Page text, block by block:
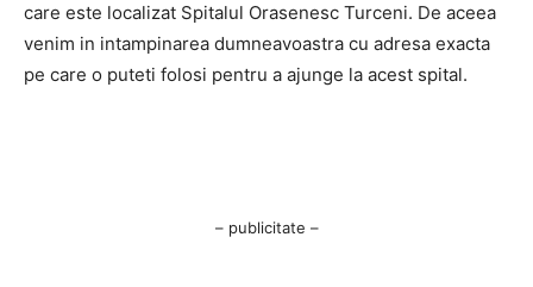
care este localizat Spitalul Orasenesc Turceni. De aceea
venim in intampinarea dumneavoastra cu adresa exacta
pe care o puteti folosi pentru a ajunge la acest spital.
– publicitate –